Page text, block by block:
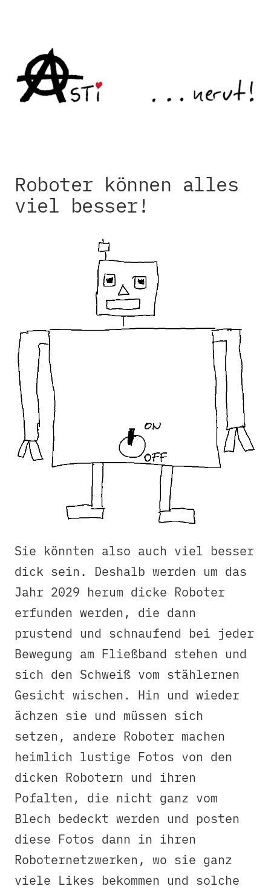
Roboter können alles
viel besser!
Sie könnten also auch viel besser
dick sein. Deshalb werden um das
Jahr 2029 herum dicke Roboter
erfunden werden, die dann
prustend und schnaufend bei jeder
Bewegung am Fließband stehen und
sich den Schweiß vom stählernen
Gesicht wischen. Hin und wieder
ächzen sie und müssen sich
setzen, andere Roboter machen
heimlich lustige Fotos von den
dicken Robotern und ihren
Pofalten, die nicht ganz vom
Blech bedeckt werden und posten
diese Fotos dann in ihren
Roboternetzwerken, wo sie ganz
viele Likes bekommen und solche